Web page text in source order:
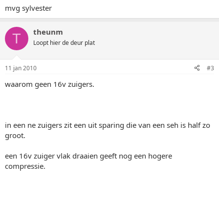
mvg sylvester
T theunm
Loopt hier de deur plat
11 jan 2010 #3
waarom geen 16v zuigers.
in een ne zuigers zit een uit sparing die van een seh is half zo
groot.
een 16v zuiger vlak draaien geeft nog een hogere
compressie.